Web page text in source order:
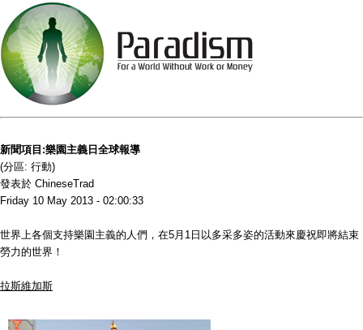
新聞項目:樂園主義日全球報導
(分區: 行動)
發表於 ChineseTrad
Friday 10 May 2013 - 02:00:33
世界上各個支持樂園主義的人們，在5月1日以多采多姿的活動來慶祝即將結束
勞力的世界！
拉斯維加斯